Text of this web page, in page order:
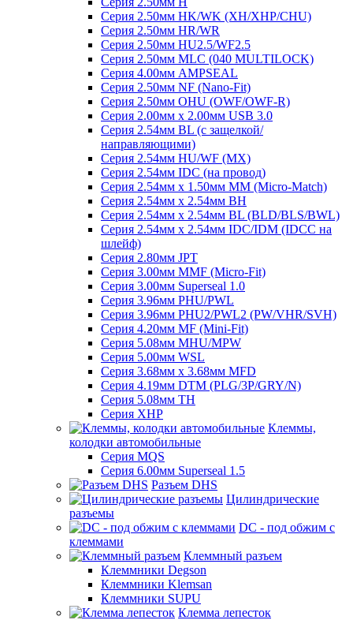
Серия 2.50мм HK/WK (XH/XHP/CHU)
Серия 2.50мм HR/WR
Серия 2.50мм HU2.5/WF2.5
Серия 2.50мм MLC (040 MULTILOCK)
Серия 4.00мм AMPSEAL
Серия 2.50мм NF (Nano-Fit)
Серия 2.50мм OHU (OWF/OWF-R)
Серия 2.00мм x 2.00мм USB 3.0
Серия 2.54мм BL (с защелкой/
направляющими)
Серия 2.54мм HU/WF (MX)
Серия 2.54мм IDC (на провод)
Серия 2.54мм х 1.50мм MM (Micro-Match)
Серия 2.54мм х 2.54мм BH
Серия 2.54мм х 2.54мм BL (BLD/BLS/BWL)
Серия 2.54мм х 2.54мм IDC/IDM (IDCC на
шлейф)
Серия 2.80мм JPT
Серия 3.00мм MMF (Micro-Fit)
Серия 3.00мм Superseal 1.0
Серия 3.96мм PHU/PWL
Серия 3.96мм PHU2/PWL2 (PW/VHR/SVH)
Серия 4.20мм MF (Mini-Fit)
Серия 5.08мм MHU/MPW
Серия 5.00мм WSL
Серия 3.68мм х 3.68мм MFD
Серия 4.19мм DTM (PLG/3P/GRY/N)
Серия 5.08мм TH
Серия XHP
Клеммы,
колодки автомобильные
Серия MQS
Серия 6.00мм Superseal 1.5
Разъем DHS
Цилиндрические
разъемы
DC - под обжим с
клеммами
Клеммный разъем
Клеммники Degson
Клеммники Klemsan
Клеммники SUPU
Клемма лепесток